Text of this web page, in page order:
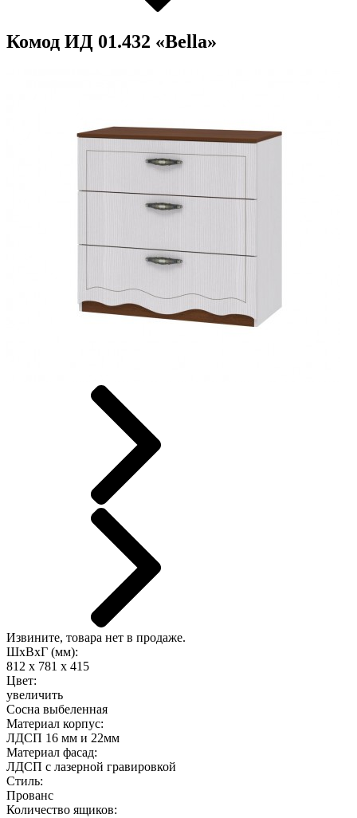
Комод ИД 01.432 «Bella»
Извините, товара нет в продаже.
ШхВхГ (мм):
812 х 781 х 415
Цвет:
увеличить
Сосна выбеленная
Материал корпус:
ЛДСП 16 мм и 22мм
Материал фасад:
ЛДСП с лазерной гравировкой
Стиль:
Прованс
Количество ящиков: